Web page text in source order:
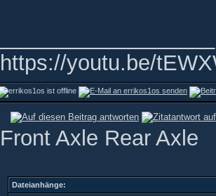
https://youtu.be/
Front Axle Rear Axle
Dateianhänge: